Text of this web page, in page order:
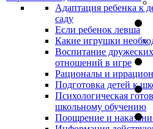
Адаптация ребенка к
саду
Если ребенок левша
Какие игрушки
Воспитание дружеских
отношений в игре
Рационалы и
Подготовка детей к
Психологическая
школьному обучению
Поощрение и